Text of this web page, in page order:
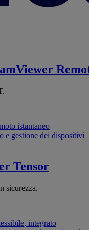
istantaneo
e gestione dei dispositivi
Tensor
sicurezza.
integrato